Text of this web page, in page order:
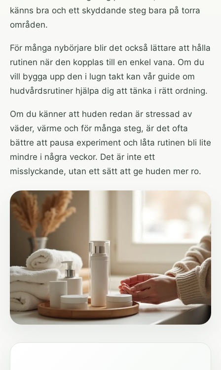
känns bra och ett skyddande steg bara på torra
områden.
För många nybörjare blir det också lättare att hålla
rutinen när den kopplas till en enkel vana. Om du
vill bygga upp den i lugn takt kan vår guide om
hudvårdsrutiner hjälpa dig att tänka i rätt ordning.
Om du känner att huden redan är stressad av
väder, värme och för många steg, är det ofta
bättre att pausa experiment och låta rutinen bli lite
mindre i några veckor. Det är inte ett
misslyckande, utan ett sätt att ge huden mer ro.